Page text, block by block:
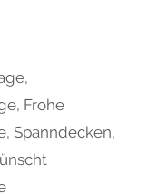
,
, Frohe
, Spanndecken,